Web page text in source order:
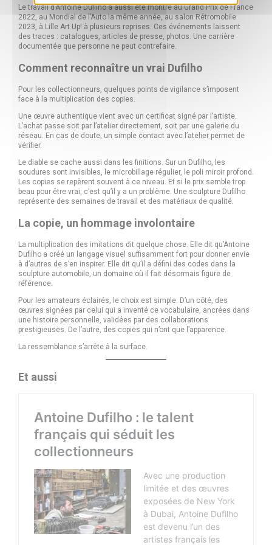
Le travail d’Antoine Dufilho a aussi été montré au Grand Prix de France
2022, au Mondial de l’Auto la même année, au salon Rétromobile
2023, à Lille Art Up! à plusieurs reprises. Ces événements laissent
des traces : catalogues, articles de presse, photos. Une carrière
documentée que personne ne peut contrefaire.
Comment reconnaître un vrai Dufilho
Pour les collectionneurs, quelques points de vigilance s’imposent
face à la multiplication des copies.
Une œuvre authentique vient avec un certificat signé par l’artiste.
L’achat passe soit par l’atelier directement, soit par une galerie du
réseau. En cas de doute, un simple contact avec l’atelier permet de
vérifier.
Le diable se cache aussi dans les finitions. Sur un Dufilho, les
soudures sont invisibles, le microbillage régulier, le poli miroir profond.
Les copies se repèrent souvent à ce niveau. Et si le prix semble trop
beau pour être vrai, c’est qu’il y a un problème. Une sculpture Dufilho
représente des semaines de travail et des matériaux de qualité.
La copie, un hommage involontaire
La multiplication des imitations dit quelque chose. Elle dit qu’Antoine
Dufilho a créé un langage visuel suffisamment fort pour donner envie
à d’autres de s’en inspirer. Elle dit qu’il a défini des codes dans la
sculpture automobile, un domaine où il fait désormais figure de
référence.
Pour les amateurs éclairés, le choix est simple. D’un côté, des
œuvres signées par celui qui a inventé ce vocabulaire, ancrées dans
une histoire personnelle, validées par des collaborations
prestigieuses. De l’autre, des copies qui n’ont que l’apparence.
La ressemblance s’arrête à la surface.
Et aussi